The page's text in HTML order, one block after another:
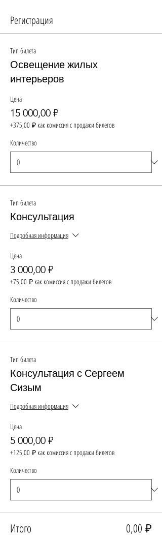
Регистрация
Тип билета
Освещение жилых
интерьеров
Цена
15 000,00 ₽
+375,00 ₽ как комиссия с продажи билетов
Количество
Тип билета
Консультация
Подробная информация
Цена
3 000,00 ₽
+75,00 ₽ как комиссия с продажи билетов
Количество
Тип билета
Консультация с Сергеем
Сизым
Подробная информация
Цена
5 000,00 ₽
+125,00 ₽ как комиссия с продажи билетов
Количество
Итого 0,00 ₽